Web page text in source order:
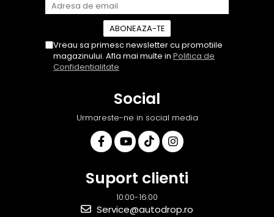
Vreau sa primesc newsletter cu promotiile
magazinului. Afla mai multe in Politica de
Confidentialitate
Social
Urmareste-ne in social media
Suport clienti
10:00-16:00
Service@autodrop.ro